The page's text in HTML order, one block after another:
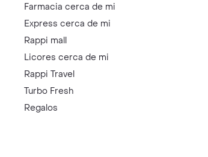
Farmacia cerca de mi
Express cerca de mi
Rappi mall
Licores cerca de mi
Rappi Travel
Turbo Fresh
Regalos